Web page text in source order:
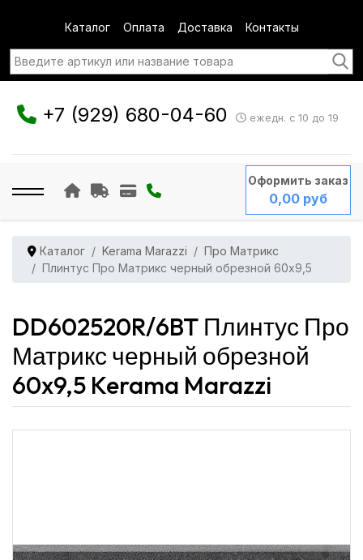
Каталог Оплата Доставка Контакты
+7 (929) 680-04-60 ежедн. с 10 до 19
Оформить заказ
0,00 руб
Каталог Kerama Marazzi
Про Матрикс
Плинтус Про Матрикс черный обрезной 60x9,5
DD602520R/6BT Плинтус Про
Матрикс черный обрезной
60x9,5 Kerama Marazzi